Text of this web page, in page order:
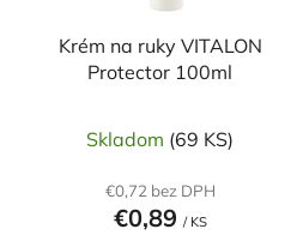
Krém na ruky VITALON
Protector 100ml
Skladom (69 KS)
€0,72 bez DPH
€0,89 / KS